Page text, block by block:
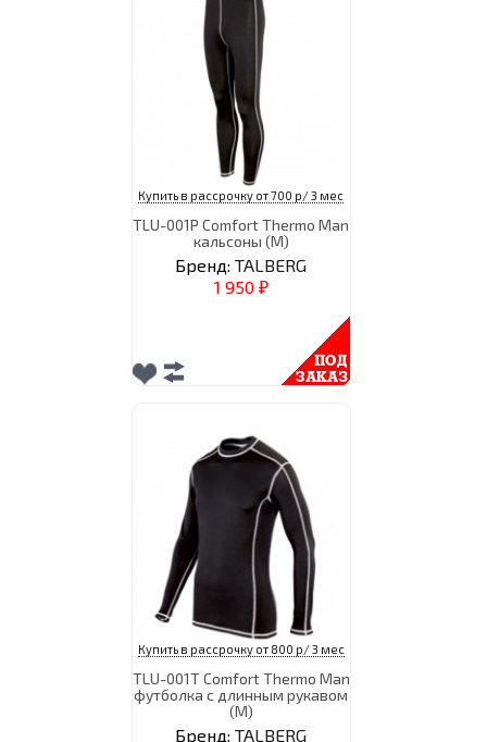
Купить в рассрочку от 700 р/ 3 мес
TLU-001P Comfort Thermo Man
кальсоны (M)
Бренд: TALBERG
1 950 ₽
Купить в рассрочку от 800 р/ 3 мес
TLU-001T Comfort Thermo Man
футболка с длинным рукавом
(M)
Бренд: TALBERG